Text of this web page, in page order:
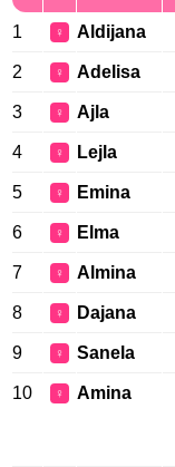
1 ♀ Aldijana
2 ♀ Adelisa
3 ♀ Ajla
4 ♀ Lejla
5 ♀ Emina
6 ♀ Elma
7 ♀ Almina
8 ♀ Dajana
9 ♀ Sanela
10 ♀ Amina